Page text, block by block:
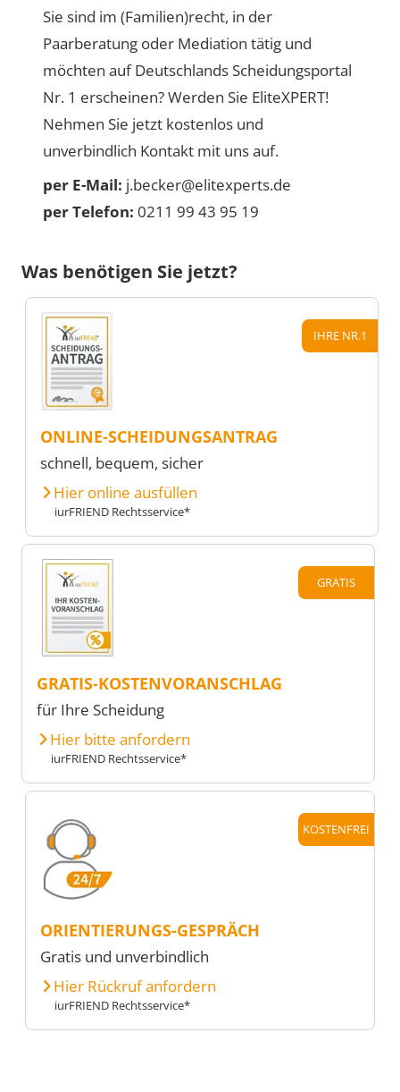
Sie sind im (Familien)recht, in der
Paarberatung oder Mediation tätig und
möchten auf Deutschlands Scheidungsportal
Nr. 1 erscheinen? Werden Sie EliteXPERT!
Nehmen Sie jetzt kostenlos und
unverbindlich Kontakt mit uns auf.
per E-Mail: j.becker@elitexperts.de
per Telefon: 0211 99 43 95 19
Was benötigen Sie jetzt?
IHRE NR.1
ONLINE-SCHEIDUNGSANTRAG
schnell, bequem, sicher
Hier online ausfüllen
iurFRIEND Rechtsservice*
GRATIS
GRATIS-KOSTENVORANSCHLAG
für Ihre Scheidung
Hier bitte anfordern
iurFRIEND Rechtsservice*
KOSTENFREI
ORIENTIERUNGS-GESPRÄCH
Gratis und unverbindlich
Hier Rückruf anfordern
iurFRIEND Rechtsservice*